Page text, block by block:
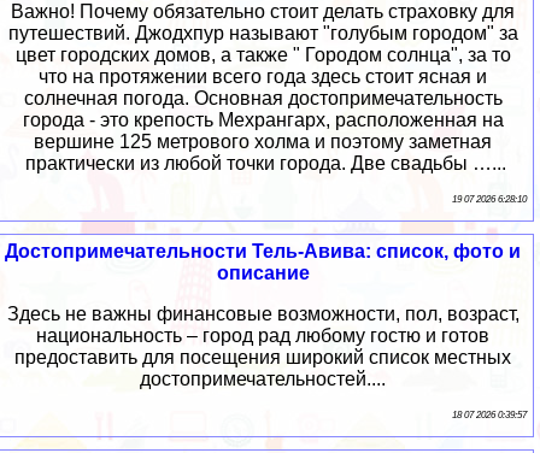
Важно! Почему обязательно стоит делать страховку для
путешествий. Джодхпур называют "голубым городом" за
цвет городских домов, а также " Городом солнца", за то
что на протяжении всего года здесь стоит ясная и
солнечная погода. Основная достопримечательность
города - это крепость Мехрангарх, расположенная на
вершине 125 метрового холма и поэтому заметная
практически из любой точки города. Две свадьбы …...
19 07 2026 6:28:10
Достопримечательности Тель-Авива: список, фото и
описание
Здесь не важны финансовые возможности, пол, возраст,
национальность – город рад любому гостю и готов
предоставить для посещения широкий список местных
достопримечательностей....
18 07 2026 0:39:57